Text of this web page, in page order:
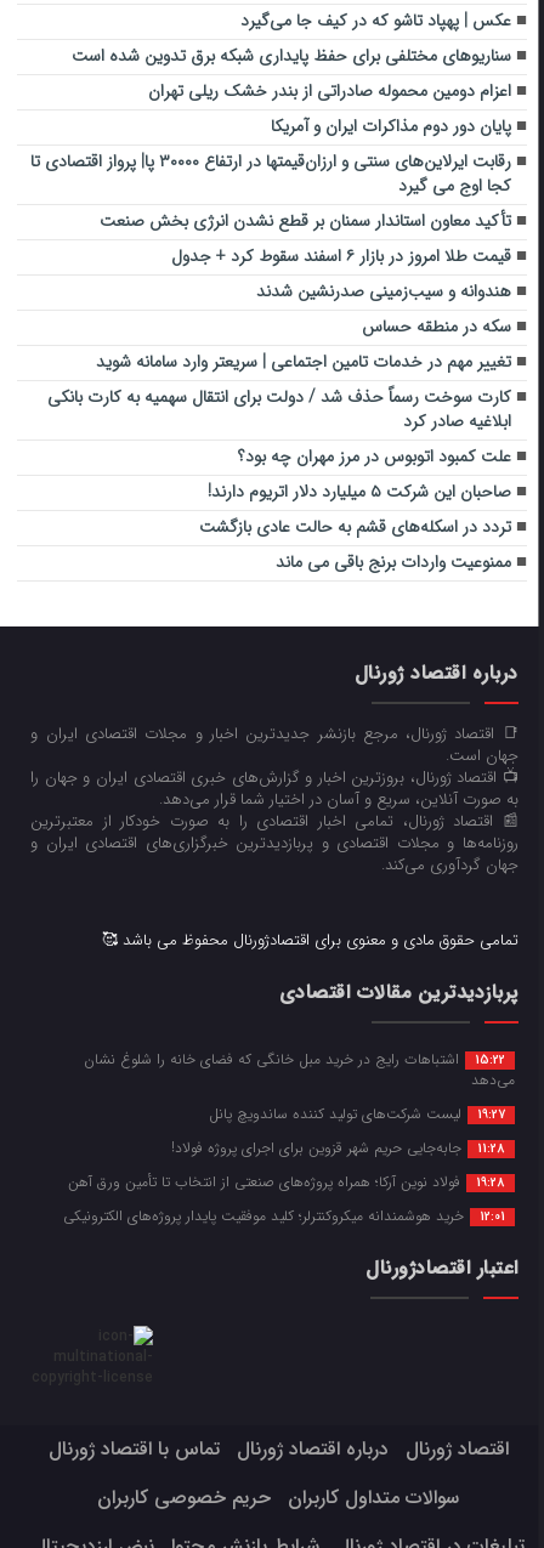
عکس | پهپاد تاشو که در کیف جا می‌گیرد
سناریوهای مختلفی برای حفظ پایداری شبکه برق تدوین شده است
اعزام دومین محموله صادراتی از بندر خشک ریلی تهران
پایان دور دوم مذاکرات ایران و آمریکا
رقابت ایرلاین‌های سنتی و ارزان‌قیمتها در ارتفاع ۳۰۰۰۰ پا| پرواز اقتصادی تا
کجا اوج می گیرد
تأکید معاون استاندار سمنان بر قطع نشدن انرژی بخش صنعت
قیمت طلا امروز در بازار ۶ اسفند سقوط کرد + جدول
هندوانه و سیب‌زمینی صدرنشین شدند
سکه در منطقه حساس
تغییر مهم در خدمات تامین اجتماعی | سریعتر وارد سامانه شوید
کارت سوخت رسماً حذف شد / دولت برای انتقال سهمیه به کارت بانکی
ابلاغیه صادر کرد
علت کمبود اتوبوس در مرز مهران چه بود؟
صاحبان این شرکت ۵ میلیارد دلار اتریوم دارند!
تردد در اسکله‌های قشم به حالت عادی بازگشت
ممنوعیت واردات برنج باقی می ماند
درباره اقتصاد ژورنال
📑 اقتصاد ژورنال، مرجع بازنشر جدیدترین اخبار و مجلات اقتصادی ایران و
جهان است.
📺 اقتصاد ژورنال، بروزترین اخبار و گزارش‌های خبری اقتصادی ایران و جهان را
به صورت آنلاین، سریع و آسان در اختیار شما قرار می‌‌دهد.
📰 اقتصاد ژورنال، تمامی اخبار اقتصادی را به صورت خودکار از معتبرترین
روزنامه‌ها و مجلات اقتصادی و پربازدیدترین خبرگزاری‌های اقتصادی ایران و
جهان گردآوری می‌کند.
تمامی حقوق مادی و معنوی برای اقتصادژورنال محفوظ می باشد 🥰
پربازدیدترین مقالات اقتصادی
15:22
اشتباهات رایج در خرید مبل خانگی که فضای خانه را شلوغ نشان
می‌دهد
19:27 لیست شرکت‌های تولید کننده ساندویچ پانل
11:28 جابه‌جایی حریم شهر قزوین برای اجرای پروژه فولاد!
19:28 فولاد نوین آرکا؛ همراه پروژه‌های صنعتی از انتخاب تا تأمین ورق آهن
12:01 خرید هوشمندانه میکروکنترلر؛ کلید موفقیت پایدار پروژه‌های الکترونیکی
اعتبار اقتصادژورنال
اقتصاد ژورنال درباره اقتصاد ژورنال
تماس با اقتصاد ژورنال
سوالات متداول کاربران
حریم خصوصی کاربران